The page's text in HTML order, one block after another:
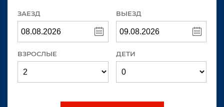
ЗАЕЗД ВЫЕЗД
ВЗРОСЛЫЕ ДЕТИ